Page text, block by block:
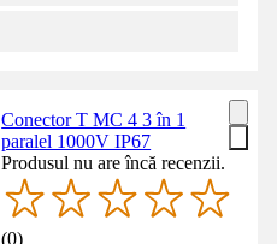
Conector T MC 4 3 în 1
paralel 1000V IP67
Produsul nu are încă recenzii.
(0)